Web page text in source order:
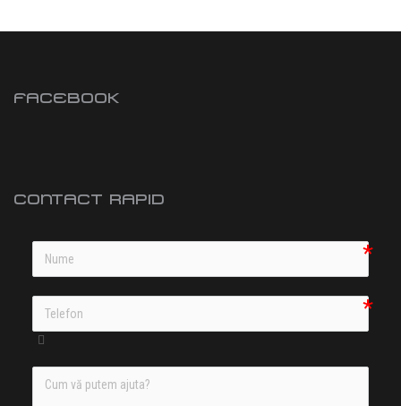
FACEBOOK
CONTACT RAPID